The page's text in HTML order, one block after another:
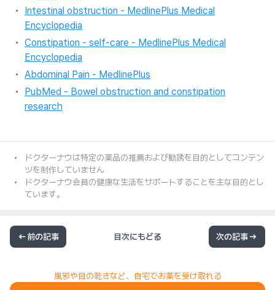
Intestinal obstruction - MedlinePlus Medical
Encyclopedia
Constipation - self-care - MedlinePlus Medical
Encyclopedia
Abdominal Pain - MedlinePlus
PubMed - Bowel obstruction and constipation
research
ドクターナウは特定の薬品の推薦および勧誘を目的としてコンテン
ツを制作していません
ドクターナウ会員の健康な生活をサポートすることを主な目的とし
ています。
前の記事 目次にもどる 次の記事
風邪や目の乾きなど、自宅でお薬を受け取れる